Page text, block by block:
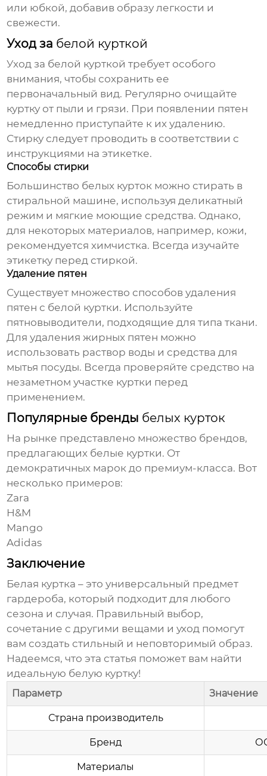
или юбкой, добавив образу легкости и
свежести.
Уход за белой курткой
Уход за белой курткой требует особого
внимания, чтобы сохранить ее
первоначальный вид. Регулярно очищайте
куртку от пыли и грязи. При появлении пятен
немедленно приступайте к их удалению.
Стирку следует проводить в соответствии с
инструкциями на этикетке.
Способы стирки
Большинство белых курток можно стирать в
стиральной машине, используя деликатный
режим и мягкие моющие средства. Однако,
для некоторых материалов, например, кожи,
рекомендуется химчистка. Всегда изучайте
этикетку перед стиркой.
Удаление пятен
Существует множество способов удаления
пятен с белой куртки. Используйте
пятновыводители, подходящие для типа ткани.
Для удаления жирных пятен можно
использовать раствор воды и средства для
мытья посуды. Всегда проверяйте средство на
незаметном участке куртки перед
применением.
Популярные бренды белых курток
На рынке представлено множество брендов,
предлагающих белые куртки. От
демократичных марок до премиум-класса. Вот
несколько примеров:
Zara
H&M
Mango
Adidas
Заключение
Белая куртка – это универсальный предмет
гардероба, который подходит для любого
сезона и случая. Правильный выбор,
сочетание с другими вещами и уход помогут
вам создать стильный и неповторимый образ.
Надеемся, что эта статья поможет вам найти
идеальную белую куртку!
Параметр Значение
Страна производитель
Бренд
Материалы